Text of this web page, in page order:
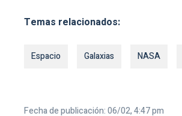
Temas relacionados:
Espacio Galaxias NASA
Fecha de publicación: 06/02, 4:47 pm